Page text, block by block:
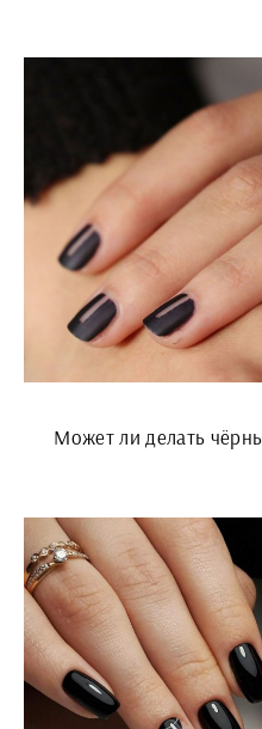
Может ли делать